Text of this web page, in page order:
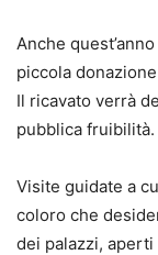
Anche
piccola
Il ricavato verrà
pubblica fruibilità.
Visite guidate a
coloro che
dei palazzi,